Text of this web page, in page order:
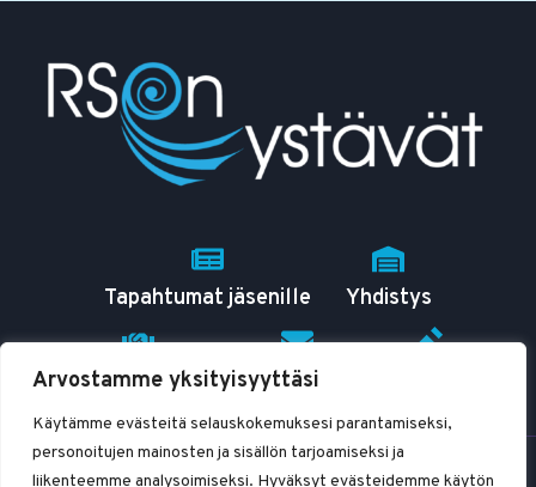
Arvostamme yksityisyyttäsi
Käytämme evästeitä selauskokemuksesi parantamiseksi,
personoitujen mainosten ja sisällön tarjoamiseksi ja
liikenteemme analysoimiseksi. Hyväksyt evästeidemme käytön
Tapahtumat jäsenille Yhdistys
RSO tutuksi Yhteystiedot
© 2026 RSOn ystävät ry